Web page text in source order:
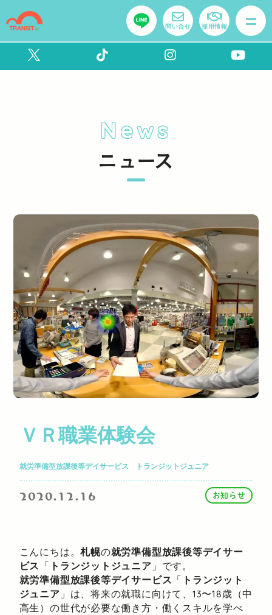
問い合せ 採用情報
News
ニュース
ＶＲ職業体験会
就労準備型放課後等デイサービス トランジットジュニア
2020.12.16 お知らせ
こんにちは。札幌の就労準備型放課後等デイサー
ビス 「 トランジットジュニア 」です。
就労準備型放課後等デイサービス 「 トランジット
ジュニア 」は、将来の就職に向けて、13〜18歳（中
高生）の世代が必要な働き方・働くスキルを学べ